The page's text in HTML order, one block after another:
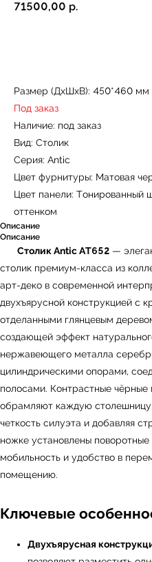
71500,00 р.
Размер (ДxШxВ): 450*460 мм
Под заказ
Наличие: под заказ
Вид: Столик
Серия: Antic
Цвет фурнитуры: Матовая
Цвет панели: Тонированный
оттенком
Описание
Описание
Столик Antic AT652 —
столик премиум-класса из
арт-деко в современной
двухъярусной конструкцией с
отделанными глянцевым
создающей эффект
нержавеющего металла
цилиндрическими опорами,
полосами. Контрастные чёрные
обрамляют каждую
четкость силуэта и добавляя
ножке установлены
мобильность и удобство в
помещению.
Ключевые
Двухъярусная